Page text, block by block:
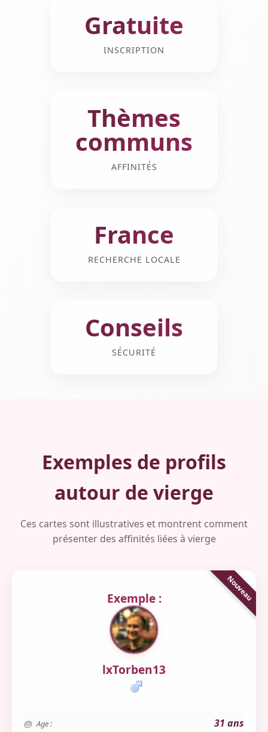
Gratuite
INSCRIPTION
Thèmes
communs
AFFINITÉS
France
RECHERCHE LOCALE
Conseils
SÉCURITÉ
Exemples de profils
autour de vierge
Ces cartes sont illustratives et montrent comment
présenter des affinités liées à vierge
Exemple :
lxTorben13
Age : 31 ans